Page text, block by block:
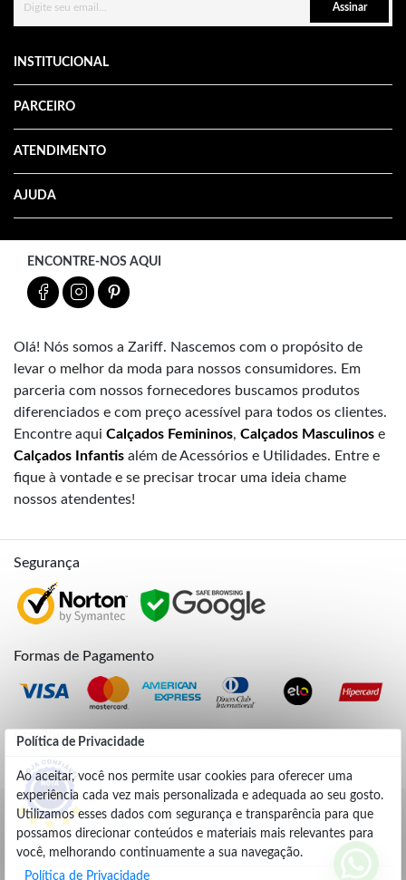
Política de Privacidade
Ao aceitar, você nos permite usar cookies para oferecer uma
experiência cada vez mais personalizada e adequada ao seu gosto.
Utilizamos esses dados com segurança e transparência para que
possamos direcionar conteúdos e materiais mais relevantes para
você, melhorando continuamente a sua navegação.
Política de Privacidade
Assinar
INSTITUCIONAL
PARCEIRO
ATENDIMENTO
AJUDA
ENCONTRE-NOS AQUI
Olá! Nós somos a Zariff. Nascemos com o propósito de
levar o melhor da moda para nossos consumidores. Em
parceria com nossos fornecedores buscamos produtos
diferenciados e com preço acessível para todos os clientes.
Encontre aqui Calçados Femininos, Calçados Masculinos e
Calçados Infantis além de Acessórios e Utilidades. Entre e
fique à vontade e se precisar trocar uma ideia chame
nossos atendentes!
Segurança
Formas de Pagamento
Credibilidade
4.9